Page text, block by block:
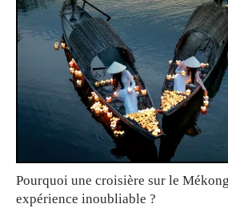
Pourquoi une croisière sur le
expérience inoubliable ?